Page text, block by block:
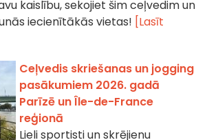
kaislību, sekojiet šim ceļvedim un
iecienītākās vietas! [Lasīt
Ceļvedis skriešanas un jogging
pasākumiem 2026. gadā
Parīzē un Île-de-France
reģionā
Lieli sportisti un skrējienu